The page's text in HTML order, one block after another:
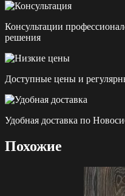
Консультации
решения
Доступные цены и
Удобная доставка по
Похожие